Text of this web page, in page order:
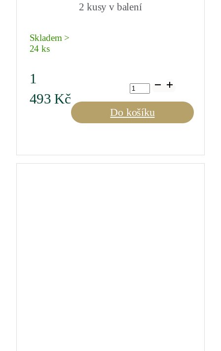
2 kusy v balení
Skladem >
24 ks
1
493Kč
Performance
Chardonnay
á
2ks
množství
Do košíku